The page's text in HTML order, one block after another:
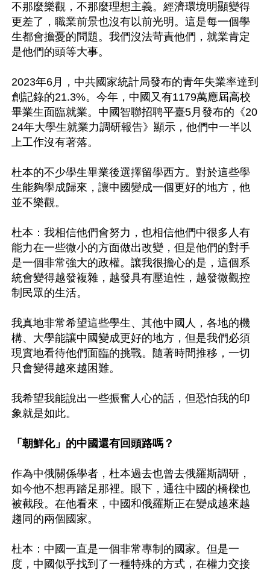
不那麼樂觀，不那麼理想主義。經濟環境明顯變得
更差了，職業前景也沒有以前光明。這是每一個學
生都會擔憂的問題。我們沒法苛責他們，就業肯定
是他們的頭等大事。
2023年6月，中共國家統計局發布的青年失業率達到
創記錄的21.3%。今年，中國又有1179萬應屆高校
畢業生面臨就業。中國智聯招聘平臺5月發布的《20
24年大學生就業力調研報告》顯示，他們中一半以
上工作沒有著落。
杜本的不少學生畢業後選擇留學西方。對於這些學
生能夠學成歸來，讓中國變成一個更好的地方，他
並不樂觀。
杜本：我相信他們會努力，也相信他們中很多人有
能力在一些微小的方面做出改變，但是他們的對手
是一個非常強大的政權。讓我很擔心的是，這個系
統會變得越發複雜，越發具有壓迫性，越發微觀控
制民眾的生活。
我真地非常希望這些學生、其他中國人，各地的機
構、大學能讓中國變成更好的地方，但是我們必須
現實地看待他們面臨的挑戰。隨著時間推移，一切
只會變得越來越困難。
我希望我能說出一些振奮人心的話，但恐怕我的印
象就是如此。
「朝鮮化」的中國還有回頭路嗎？
作為中俄關係學者，杜本過去也曾去俄羅斯調研，
如今他不想再踏足那裡。眼下，通往中國的橋樑也
被截段。在他看來，中國和俄羅斯正在變成越來越
趨同的兩個國家。
杜本：中國一直是一個非常專制的國家。但是一
度，中國似乎找到了一種特殊的方式，在權力交接